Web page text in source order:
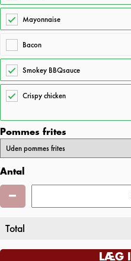
Mayonnaise
Bacon
Smokey BBQsauce
Crispy chicken
Pommes frites
Antal
Total
LÆG